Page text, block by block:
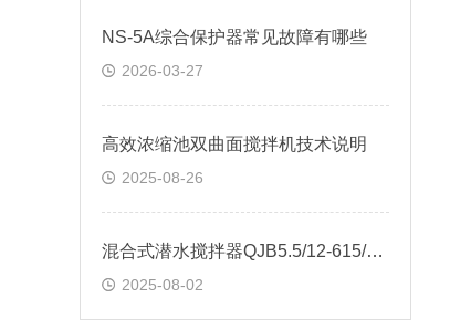
NS-5A综合保护器常见故障有哪些
2026-03-27
高效浓缩池双曲面搅拌机技术说明
2025-08-26
混合式潜水搅拌器QJB5.5/12-615/3-480S
2025-08-02